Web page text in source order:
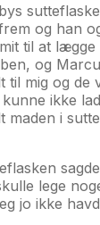
og han
til at lægge
og
til mig og de
ikke
i
lege
jo ikke